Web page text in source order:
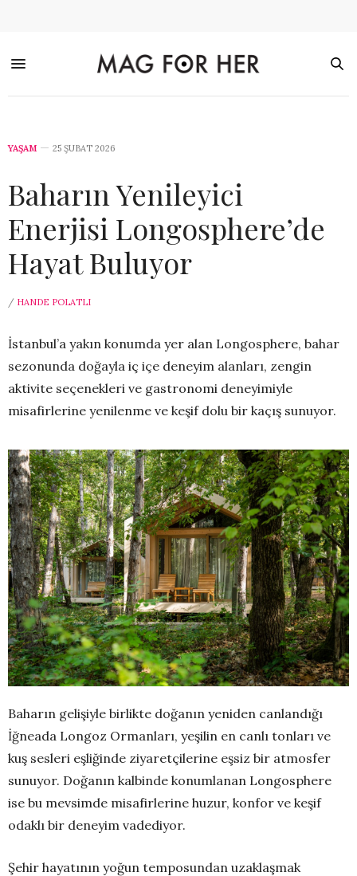
YAŞAM 25 ŞUBAT 2026
Baharın Yenileyici
Enerjisi Longosphere’de
Hayat Buluyor
/ HANDE POLATLI
İstanbul’a yakın konumda yer alan Longosphere, bahar
sezonunda doğayla iç içe deneyim alanları, zengin
aktivite seçenekleri ve gastronomi deneyimiyle
misafirlerine yenilenme ve keşif dolu bir kaçış sunuyor.
Baharın gelişiyle birlikte doğanın yeniden canlandığı
İğneada Longoz Ormanları, yeşilin en canlı tonları ve
kuş sesleri eşliğinde ziyaretçilerine eşsiz bir atmosfer
sunuyor. Doğanın kalbinde konumlanan Longosphere
ise bu mevsimde misafirlerine huzur, konfor ve keşif
odaklı bir deneyim vadediyor.
Şehir hayatının yoğun temposundan uzaklaşmak